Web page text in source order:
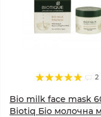
2
Bio milk face mask
Biotiq Біо молочна